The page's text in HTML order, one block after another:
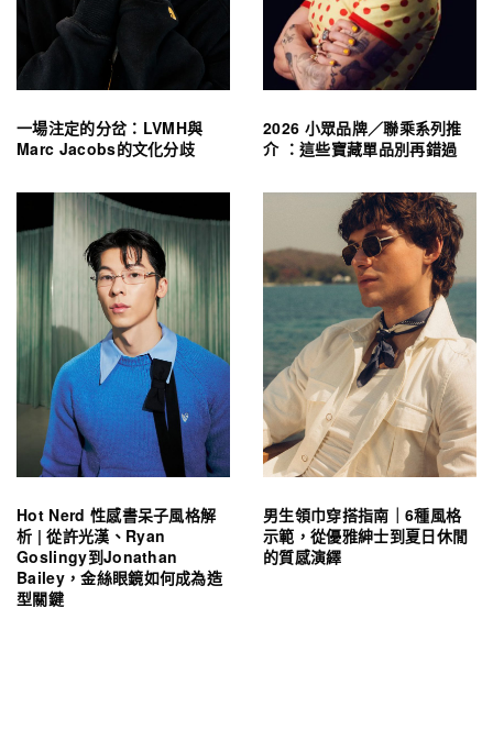
一場注定的分岔：LVMH與
Marc Jacobs的文化分歧
2026 小眾品牌／聯乘系列推
介 ：這些寶藏單品別再錯過
Hot Nerd 性感書呆子風格解
析 | 從許光漢、Ryan
Goslingy到Jonathan
Bailey，金絲眼鏡如何成為造
型關鍵
男生領巾穿搭指南｜6種風格
示範，從優雅紳士到夏日休閒
的質感演繹